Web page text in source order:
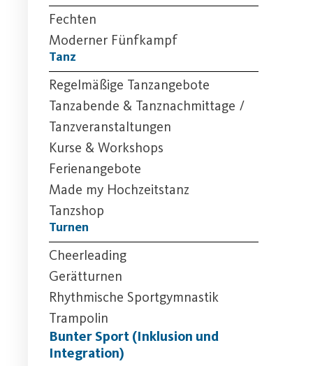
Fechten
Moderner Fünfkampf
Tanz
Regelmäßige Tanzangebote
Tanzabende & Tanznachmittage /
Tanzveranstaltungen
Kurse & Workshops
Ferienangebote
Made my Hochzeitstanz
Tanzshop
Turnen
Cheerleading
Gerätturnen
Rhythmische Sportgymnastik
Trampolin
Bunter Sport (Inklusion und
Integration)